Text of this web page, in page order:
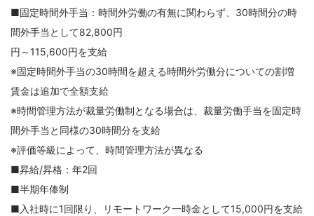
■固定時間外手当：時間外労働の有無に関わらず、30時間分の時
間外手当として82,800円
円～115,600円を支給
※固定時間外手当の30時間を超える時間外労働分についての割増
賃金は追加で全額支給
※時間管理方法が裁量労働制となる場合は、裁量労働手当を固定時
間外手当と同様の30時間分を支給
※評価等級によって、時間管理方法が異なる
■昇給/昇格：年2回
■半期年俸制
■入社時に1回限り、リモートワーク一時金として15,000円を支給